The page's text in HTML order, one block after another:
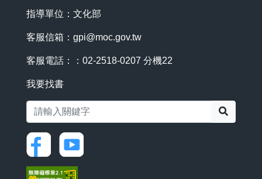
指導單位：文化部
客服信箱： gpi@moc.gov.tw
客服電話：：02-2518-0207 分機22
我要找書